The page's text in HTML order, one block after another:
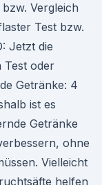
Vergleich
Test bzw.
Jetzt die
Test oder
Getränke: 4
ist es
Getränke
ohne
Vielleicht
helfen